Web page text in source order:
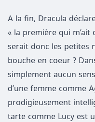
A la fin, Dracula
« la première qui m’ait
serait donc les petites
bouche en coeur ?
simplement aucun
d’une femme comme
prodigieusement
tarte comme Lucy est